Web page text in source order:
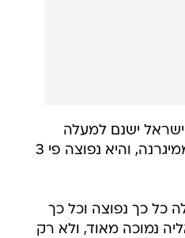
ישנם למעלה
ממיליון אנשים הסובלים ממיגרנה, והיא נפוצה פי 3
כל כך נפוצה וכל כך
נמוכה מאוד, ולא רק